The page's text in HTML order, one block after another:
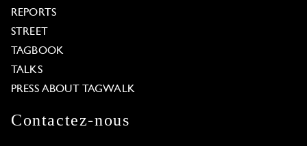
REPORTS
STREET
TAGBOOK
TALKS
PRESS ABOUT TAGWALK
Contactez-nous